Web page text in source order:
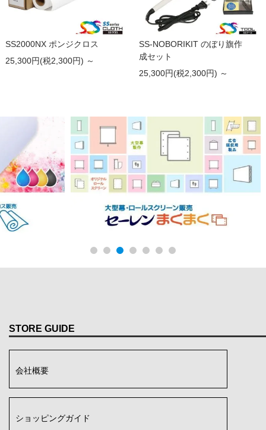
SS2000NX ポンジクロス
25,300円(税2,300円) ～
SS-NOBORIKIT のぼり旗作
成セット
25,300円(税2,300円) ～
STORE GUIDE
会社概要
ショッピングガイド